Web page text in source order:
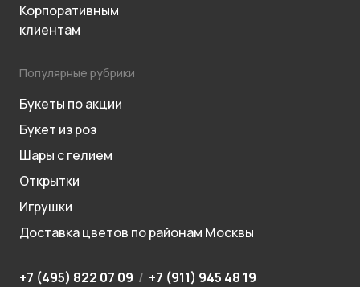
Корпоративным
клиентам
Популярные рубрики
Букеты по акции
Букет из роз
Шары с гелием
Открытки
Игрушки
Доставка цветов по районам Москвы
+7 (495) 822 07 09 / +7 (911) 945 48 19